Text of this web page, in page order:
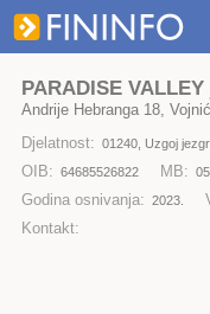
PARADISE
Andrije Hebranga 18, Vojnić
Djelatnost: 01240, Uzgoj
OIB: 64685526822 MB:
Godina osnivanja: 2023.
Kontakt: